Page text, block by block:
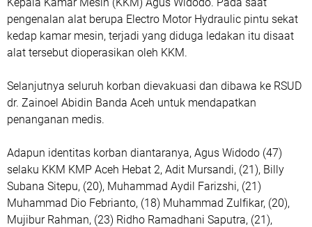
pengenalan alat berupa Electro Motor Hydraulic pintu sekat
kedap kamar mesin, terjadi yang diduga ledakan itu disaat
alat tersebut dioperasikan oleh KKM.
Selanjutnya seluruh korban dievakuasi dan dibawa ke RSUD
dr. Zainoel Abidin Banda Aceh untuk mendapatkan
penanganan medis.
Adapun identitas korban diantaranya, Agus Widodo (47)
selaku KKM KMP Aceh Hebat 2, Adit Mursandi, (21), Billy
Subana Sitepu, (20), Muhammad Aydil Farizshi, (21)
Muhammad Dio Febrianto, (18) Muhammad Zulfikar, (20),
Mujibur Rahman, (23) Ridho Ramadhani Saputra, (21),